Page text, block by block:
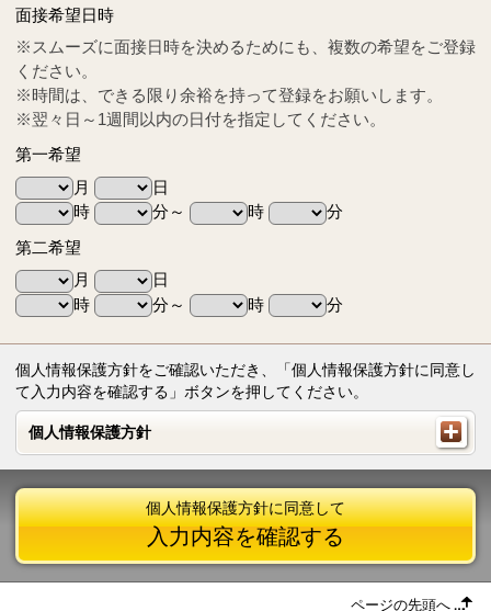
Tel
0570-55-0314
面接希望日時
※スムーズに面接日時を決めるためにも、複数の希望をご登録
ください。
※時間は、できる限り余裕を持って登録をお願いします。
※翌々日～1週間以内の日付を指定してください。
第一希望
月
日
時
分～ 時
分
第二希望
月
日
時
分～ 時 分
個人情報保護方針をご確認いただき、「個人情報保護方針に同意し
て入力内容を確認する」ボタンを押してください。
個人情報保護方針
個人情報保護方針
個人情報保護方針に同意して
入力内容を確認する
ページの先頭へ